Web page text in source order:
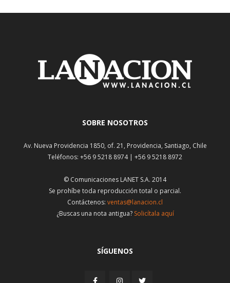
SOBRE NOSOTROS
Av. Nueva Providencia 1850, of. 21, Providencia, Santiago, Chile
Teléfonos: +56 9 5218 8974 | +56 9 5218 8972
© Comunicaciones LANET S.A. 2014
Se prohíbe toda reproducción total o parcial.
Contáctenos: ventas@lanacion.cl
¿Buscas una nota antigua? Solicítala aquí
SÍGUENOS